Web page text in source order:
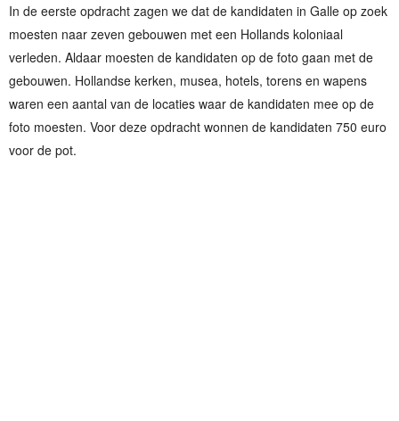
In de eerste opdracht zagen we dat de kandidaten in Galle op zoek
moesten naar zeven gebouwen met een Hollands koloniaal
verleden. Aldaar moesten de kandidaten op de foto gaan met de
gebouwen. Hollandse kerken, musea, hotels, torens en wapens
waren een aantal van de locaties waar de kandidaten mee op de
foto moesten. Voor deze opdracht wonnen de kandidaten 750 euro
voor de pot.